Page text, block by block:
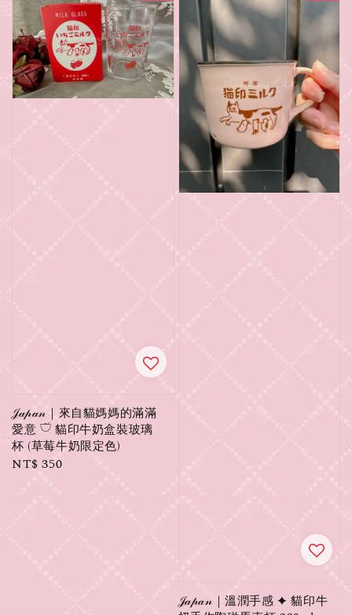
𝒥𝒶𝓅𝒶𝓃｜來自貓媽媽的滿滿
愛意 𓎩 貓印牛奶盒裝玻璃
杯 (草莓牛奶限定色)
Regular
NT$ 350
𝒥𝒶𝓅𝒶𝓃｜溫潤手感 ✦ 貓印牛